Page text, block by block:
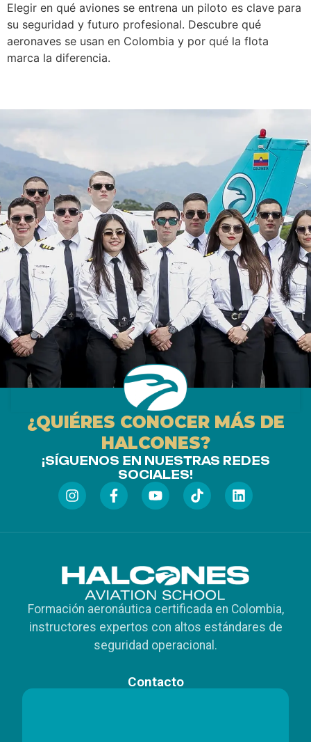
Elegir en qué aviones se entrena un piloto es clave para
su seguridad y futuro profesional. Descubre qué
aeronaves se usan en Colombia y por qué la flota
marca la diferencia.
¿QUIÉRES CONOCER MÁS DE
HALCONES?
¡SÍGUENOS EN NUESTRAS REDES
SOCIALES!
Formación aeronáutica certificada en Colombia,
instructores expertos con altos estándares de
seguridad operacional.
Contacto